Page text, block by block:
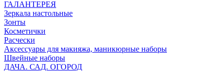
ГАЛАНТЕРЕЯ
Зеркала настольные
Зонты
Косметички
Расчески
Аксессуары для макияжа, маникюрные наборы
Швейные наборы
ДАЧА. САД. ОГОРОД